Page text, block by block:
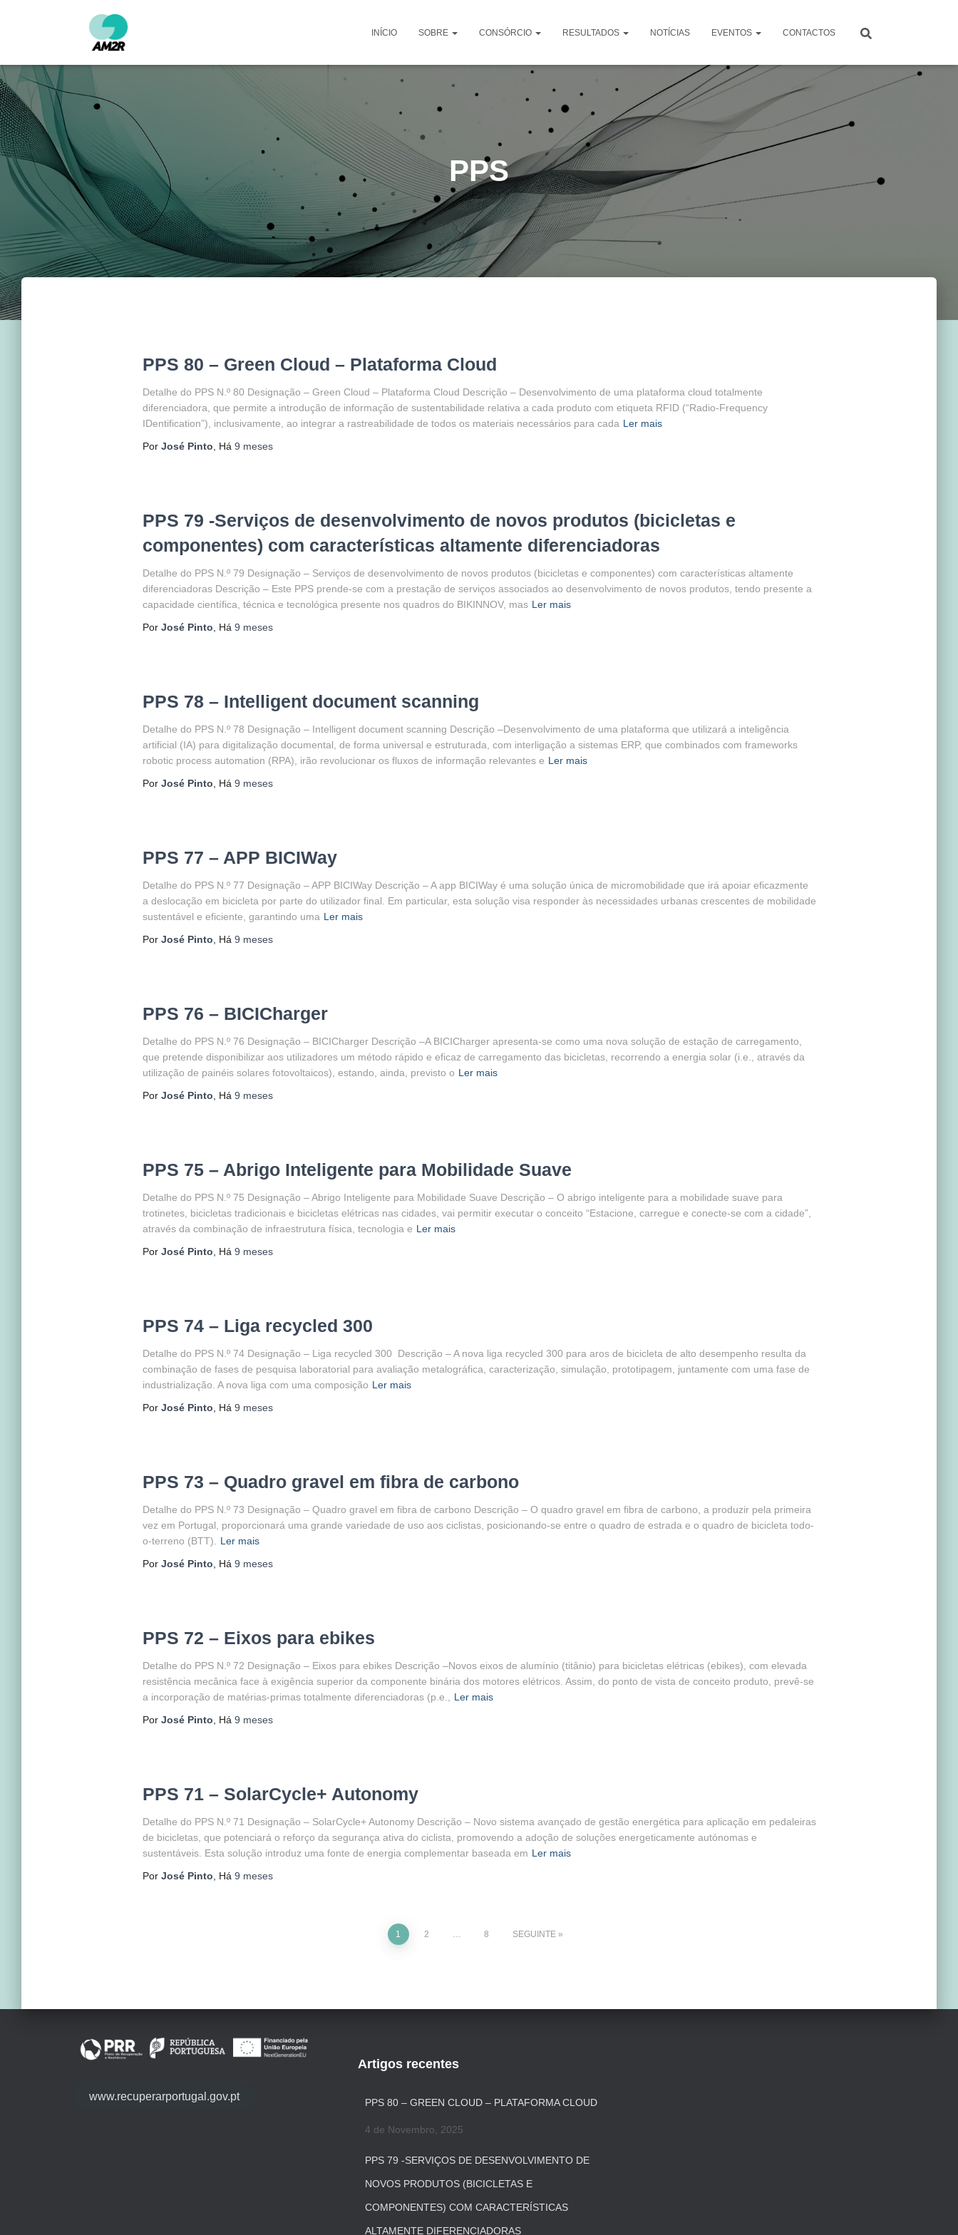
INÍCIO SOBRE CONSÓRCIO RESULTADOS NOTÍCIAS EVENTOS CONTACTOS
PPS
PPS 80 – Green Cloud – Plataforma Cloud
Detalhe do PPS N.º 80 Designação – Green Cloud – Plataforma Cloud Descrição – Desenvolvimento de uma plataforma cloud totalmente
diferenciadora, que permite a introdução de informação de sustentabilidade relativa a cada produto com etiqueta RFID (“Radio-Frequency
IDentification”), inclusivamente, ao integrar a rastreabilidade de todos os materiais necessários para cada Ler mais
Por José Pinto , Há 9 meses
PPS 79 -Serviços de desenvolvimento de novos produtos (bicicletas e
componentes) com características altamente diferenciadoras
Detalhe do PPS N.º 79 Designação – Serviços de desenvolvimento de novos produtos (bicicletas e componentes) com características altamente
diferenciadoras Descrição – Este PPS prende-se com a prestação de serviços associados ao desenvolvimento de novos produtos, tendo presente a
capacidade científica, técnica e tecnológica presente nos quadros do BIKINNOV, mas Ler mais
Por José Pinto , Há 9 meses
PPS 78 – Intelligent document scanning
Detalhe do PPS N.º 78 Designação – Intelligent document scanning Descrição –Desenvolvimento de uma plataforma que utilizará a inteligência
artificial (IA) para digitalização documental, de forma universal e estruturada, com interligação a sistemas ERP, que combinados com frameworks
robotic process automation (RPA), irão revolucionar os fluxos de informação relevantes e Ler mais
Por José Pinto , Há 9 meses
PPS 77 – APP BICIWay
Detalhe do PPS N.º 77 Designação – APP BICIWay Descrição – A app BICIWay é uma solução única de micromobilidade que irá apoiar eficazmente
a deslocação em bicicleta por parte do utilizador final. Em particular, esta solução visa responder às necessidades urbanas crescentes de mobilidade
sustentável e eficiente, garantindo uma Ler mais
Por José Pinto , Há 9 meses
PPS 76 – BICICharger
Detalhe do PPS N.º 76 Designação – BICICharger Descrição –A BICICharger apresenta-se como uma nova solução de estação de carregamento,
que pretende disponibilizar aos utilizadores um método rápido e eficaz de carregamento das bicicletas, recorrendo a energia solar (i.e., através da
utilização de painéis solares fotovoltaicos), estando, ainda, previsto o Ler mais
Por José Pinto , Há 9 meses
PPS 75 – Abrigo Inteligente para Mobilidade Suave
Detalhe do PPS N.º 75 Designação – Abrigo Inteligente para Mobilidade Suave Descrição – O abrigo inteligente para a mobilidade suave para
trotinetes, bicicletas tradicionais e bicicletas elétricas nas cidades, vai permitir executar o conceito “Estacione, carregue e conecte-se com a cidade”,
através da combinação de infraestrutura física, tecnologia e Ler mais
Por José Pinto , Há 9 meses
PPS 74 – Liga recycled 300
Detalhe do PPS N.º 74 Designação – Liga recycled 300 Descrição – A nova liga recycled 300 para aros de bicicleta de alto desempenho resulta da
combinação de fases de pesquisa laboratorial para avaliação metalográfica, caracterização, simulação, prototipagem, juntamente com uma fase de
industrialização. A nova liga com uma composição Ler mais
Por José Pinto , Há 9 meses
PPS 73 – Quadro gravel em fibra de carbono
Detalhe do PPS N.º 73 Designação – Quadro gravel em fibra de carbono Descrição – O quadro gravel em fibra de carbono, a produzir pela primeira
vez em Portugal, proporcionará uma grande variedade de uso aos ciclistas, posicionando-se entre o quadro de estrada e o quadro de bicicleta todo-
o-terreno (BTT).
Ler mais
Por José Pinto , Há 9 meses
PPS 72 – Eixos para ebikes
Detalhe do PPS N.º 72 Designação – Eixos para ebikes Descrição –Novos eixos de alumínio (titânio) para bicicletas elétricas (ebikes), com elevada
resistência mecânica face à exigência superior da componente binária dos motores elétricos. Assim, do ponto de vista de conceito produto, prevê-se
a incorporação de matérias-primas totalmente diferenciadoras (p.e.,
Ler mais
Por José Pinto , Há 9 meses
PPS 71 – SolarCycle+ Autonomy
Detalhe do PPS N.º 71 Designação – SolarCycle+ Autonomy Descrição – Novo sistema avançado de gestão energética para aplicação em pedaleiras
de bicicletas, que potenciará o reforço da segurança ativa do ciclista, promovendo a adoção de soluções energeticamente autónomas e
sustentáveis. Esta solução introduz uma fonte de energia complementar baseada em Ler mais
Por José Pinto , Há 9 meses
1 2 8 SEGUINTE
www.recuperarportugal.gov.pt
Artigos recentes
PPS 80 – GREEN CLOUD – PLATAFORMA CLOUD
4 de Novembro, 2025
PPS 79 -SERVIÇOS DE DESENVOLVIMENTO DE
NOVOS PRODUTOS (BICICLETAS E
COMPONENTES) COM CARACTERÍSTICAS
ALTAMENTE DIFERENCIADORAS